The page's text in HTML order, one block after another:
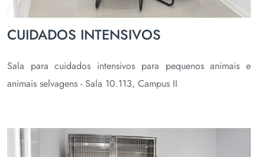
CUIDADOS INTENSIVOS
Sala para cuidados intensivos para pequenos animais e
animais selvagens - Sala 10.113, Campus II